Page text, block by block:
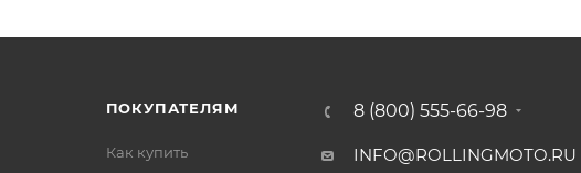
ПОКУПАТЕЛЯМ
Как купить
8 (800) 555-66-98
INFO@ROLLINGMOTO.RU